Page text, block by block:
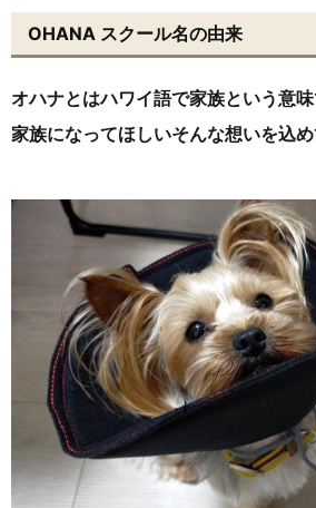
OHANA スクール名の由来
オハナとはハワイ語で家族という意
家族になってほしいそんな想いを込め